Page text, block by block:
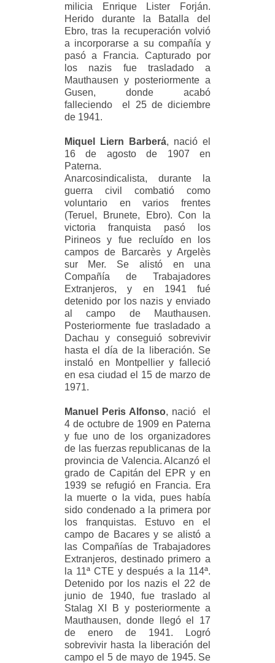
milicia Enrique Lister Forján.
Herido durante la Batalla del
Ebro, tras la recuperación volvió
a incorporarse a su compañía y
pasó a Francia. Capturado por
los nazis fue trasladado a
Mauthausen y posteriormente a
Gusen, donde acabó
falleciendo el 25 de diciembre
de 1941.
Miquel Liern Barberá, nació el
16 de agosto de 1907 en
Paterna.
Anarcosindicalista, durante la
guerra civil combatió como
voluntario en varios frentes
(Teruel, Brunete, Ebro). Con la
victoria franquista pasó los
Pirineos y fue recluído en los
campos de Barcarès y Argelès
sur Mer. Se alistó en una
Compañía de Trabajadores
Extranjeros, y en 1941 fué
detenido por los nazis y enviado
al campo de Mauthausen.
Posteriormente fue trasladado a
Dachau y conseguió sobrevivir
hasta el día de la liberación. Se
instaló en Montpellier y falleció
en esa ciudad el 15 de marzo de
1971.
Manuel Peris Alfonso, nació el
4 de octubre de 1909 en Paterna
y fue uno de los organizadores
de las fuerzas republicanas de la
provincia de Valencia. Alcanzó el
grado de Capitán del EPR y en
1939 se refugió en Francia. Era
la muerte o la vida, pues había
sido condenado a la primera por
los franquistas. Estuvo en el
campo de Bacares y se alistó a
las Compañías de Trabajadores
Extranjeros, destinado primero a
la 11ª CTE y después a la 114ª.
Detenido por los nazis el 22 de
junio de 1940, fue traslado al
Stalag XI B y posteriormente a
Mauthausen, donde llegó el 17
de enero de 1941. Logró
sobrevivir hasta la liberación del
campo el 5 de mayo de 1945. Se